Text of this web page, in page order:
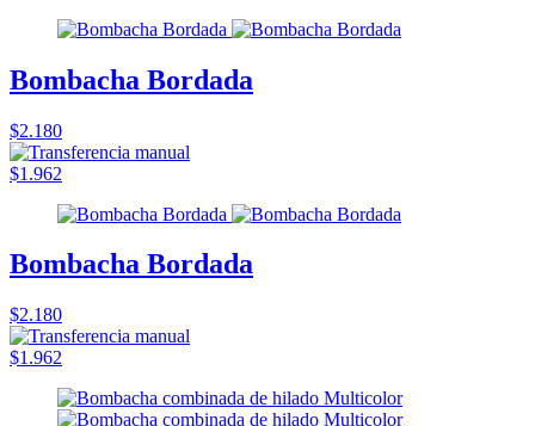
Bombacha Bordada
$2.180
$1.962
Bombacha Bordada
$2.180
$1.962